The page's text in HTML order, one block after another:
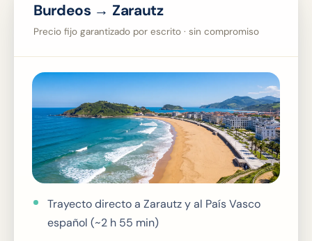
Burdeos → Zarautz
Precio fijo garantizado por escrito · sin compromiso
Trayecto directo a Zarautz y al País Vasco
español (~2 h 55 min)